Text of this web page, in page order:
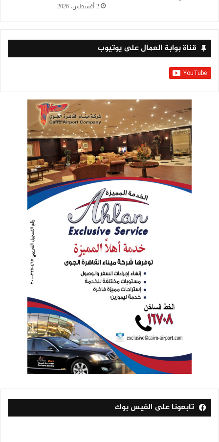
2 أغسطس، 2026
قناة بوابة العمال على يوتيوب
تابعونا على الفيس بوك